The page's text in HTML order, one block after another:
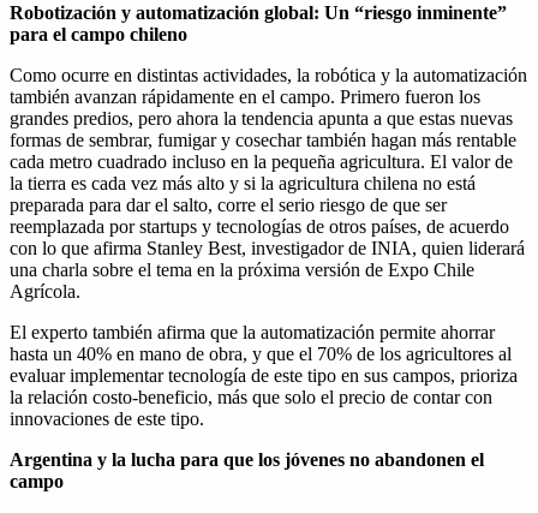
Robotización y automatización global: Un “riesgo inminente”
para el campo chileno
Como ocurre en distintas actividades, la robótica y la automatización
también avanzan rápidamente en el campo. Primero fueron los
grandes predios, pero ahora la tendencia apunta a que estas nuevas
formas de sembrar, fumigar y cosechar también hagan más rentable
cada metro cuadrado incluso en la pequeña agricultura. El valor de
la tierra es cada vez más alto y si la agricultura chilena no está
preparada para dar el salto, corre el serio riesgo de que ser
reemplazada por startups y tecnologías de otros países, de acuerdo
con lo que afirma Stanley Best, investigador de INIA, quien liderará
una charla sobre el tema en la próxima versión de Expo Chile
Agrícola.
El experto también afirma que la automatización permite ahorrar
hasta un 40% en mano de obra, y que el 70% de los agricultores al
evaluar implementar tecnología de este tipo en sus campos, prioriza
la relación costo-beneficio, más que solo el precio de contar con
innovaciones de este tipo.
Argentina y la lucha para que los jóvenes no abandonen el
campo